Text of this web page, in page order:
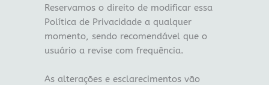
Reservamos o direito de modificar essa
Política de Privacidade a qualquer
momento, sendo recomendável que o
usuário a revise com frequência.
As alterações e esclarecimentos vão